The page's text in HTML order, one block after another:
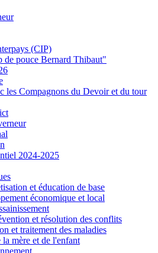
(CIP)
de pouce Bernard Thibaut"
les Compagnons du Devoir et du tour
2024-2025
et éducation de base
économique et local
et résolution des conflits
et traitement des maladies
la mère et de l'enfant